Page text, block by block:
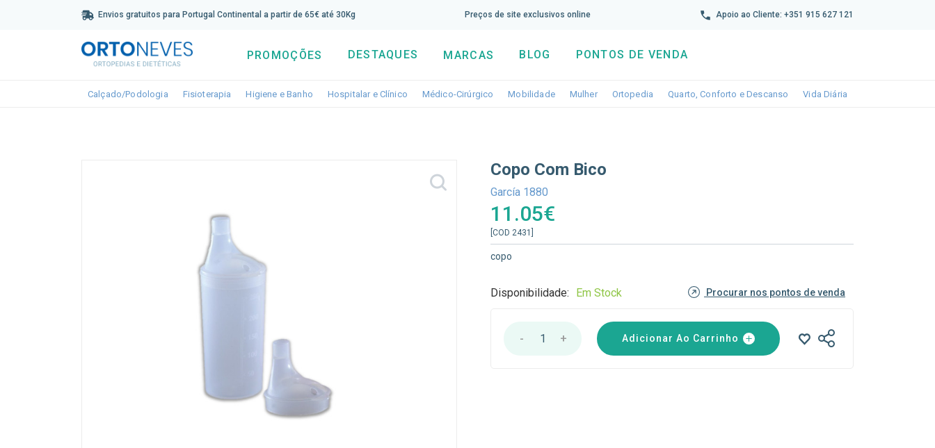
Envios gratuitos para Portugal Continental a partir de 65€ até 30Kg Preços de site exclusivos online Apoio ao Cliente: +351 915 627 121
PROMOÇÕES DESTAQUES MARCAS BLOG PONTOS DE VENDA
Calçado/Podologia Toggle dropdown
Fisioterapia Toggle dropdown
Higiene e Banho Toggle dropdown
Hospitalar e Clínico Toggle dropdown
Médico-Cirúrgico Toggle dropdown
Mobilidade Toggle dropdown
Mulher Toggle dropdown
Ortopedia Toggle dropdown
Quarto, Conforto e Descanso Toggle dropdown
Vida Diária
Subscreva aqui a nossa newsletter e tenha 5% de desconto direto
Copo Com Bico
García 1880
11.05€
[COD 2431]
copo
Disponibilidade: Em Stock Procurar nos pontos de venda
- 1 + Adicionar Ao Carrinho